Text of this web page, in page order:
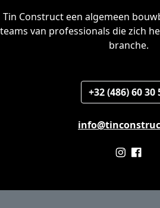
Tin Construct een algemeen
teams van professionals die zich
branche.
+32 (486) 60 30